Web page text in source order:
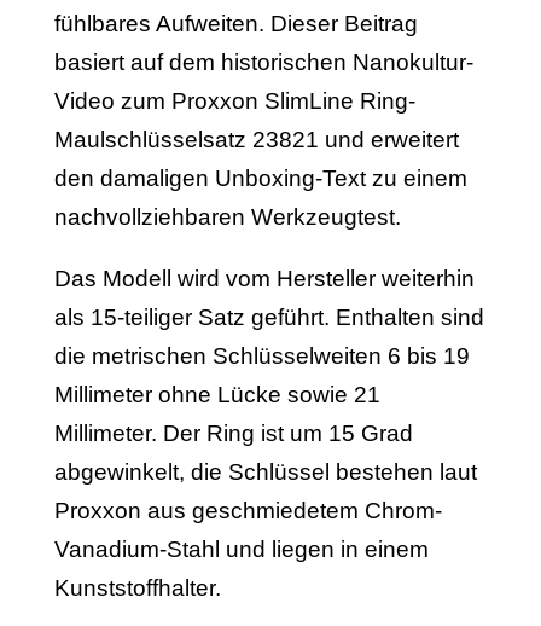
fühlbares Aufweiten. Dieser Beitrag
basiert auf dem historischen Nanokultur-
Video zum Proxxon SlimLine Ring-
Maulschlüsselsatz 23821 und erweitert
den damaligen Unboxing-Text zu einem
nachvollziehbaren Werkzeugtest.
Das Modell wird vom Hersteller weiterhin
als 15-teiliger Satz geführt. Enthalten sind
die metrischen Schlüsselweiten 6 bis 19
Millimeter ohne Lücke sowie 21
Millimeter. Der Ring ist um 15 Grad
abgewinkelt, die Schlüssel bestehen laut
Proxxon aus geschmiedetem Chrom-
Vanadium-Stahl und liegen in einem
Kunststoffhalter.